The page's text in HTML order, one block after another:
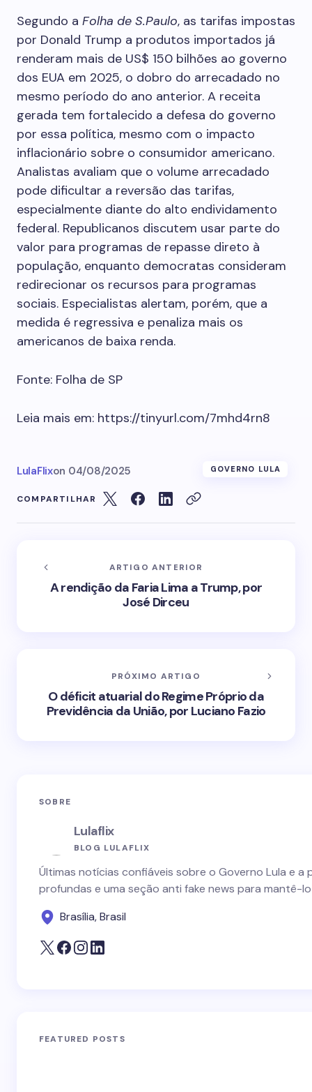
Segundo a Folha de S.Paulo, as tarifas impostas
por Donald Trump a produtos importados já
renderam mais de US$ 150 bilhões ao governo
dos EUA em 2025, o dobro do arrecadado no
mesmo período do ano anterior. A receita
gerada tem fortalecido a defesa do governo
por essa política, mesmo com o impacto
inflacionário sobre o consumidor americano.
Analistas avaliam que o volume arrecadado
pode dificultar a reversão das tarifas,
especialmente diante do alto endividamento
federal. Republicanos discutem usar parte do
valor para programas de repasse direto à
população, enquanto democratas consideram
redirecionar os recursos para programas
sociais. Especialistas alertam, porém, que a
medida é regressiva e penaliza mais os
americanos de baixa renda.
Fonte: Folha de SP
Leia mais em: https://tinyurl.com/7mhd4rn8
LulaFlixon 04/08/2025 GOVERNO LULA
COMPARTILHAR
ARTIGO ANTERIOR
A rendição da Faria Lima a Trump, por
José Dirceu
PRÓXIMO ARTIGO
O déficit atuarial do Regime Próprio da
Previdência da União, por Luciano Fazio
SOBRE
Lulaflix
BLOG LULAFLIX
Últimas notícias confiáveis sobre o Governo Lula e
profundas e uma seção anti fake news para mantê-
Brasília, Brasil
FEATURED POSTS